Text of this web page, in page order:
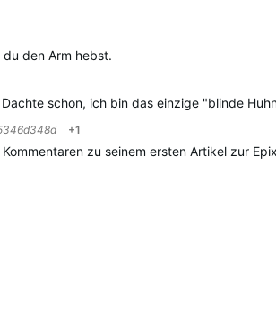
du den Arm hebst.
schon, ich bin das einzige "blinde
+1
zu seinem ersten Artikel zur